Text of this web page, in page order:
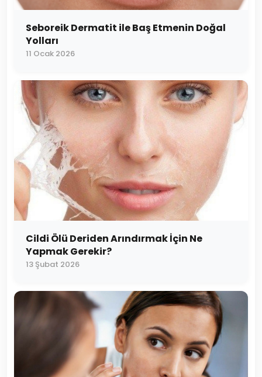
Seboreik Dermatit ile Baş Etmenin Doğal
Yolları
11 Ocak 2026
Cildi Ölü Deriden Arındırmak İçin Ne
Yapmak Gerekir?
13 Şubat 2026